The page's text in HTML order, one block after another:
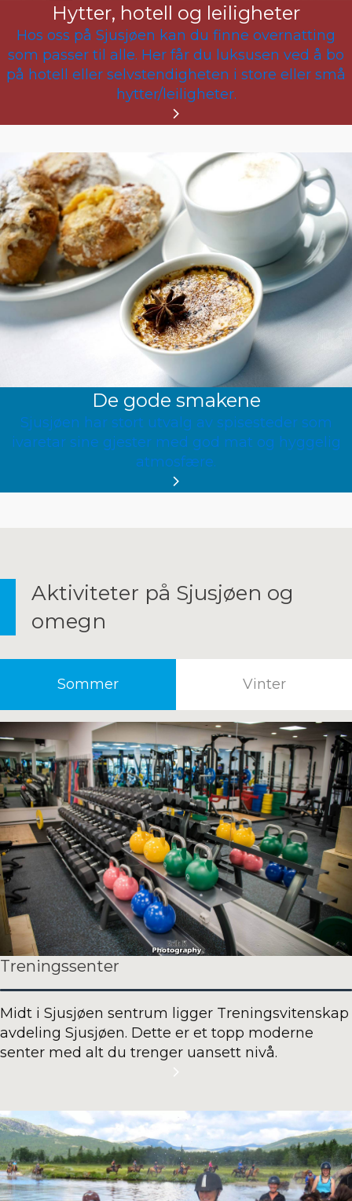
Hytter, hotell og leiligheter
Hos oss på Sjusjøen kan du finne overnatting
som passer til alle. Her får du luksusen ved å bo
på hotell eller selvstendigheten i store eller små
hytter/leiligheter.
De gode smakene
Sjusjøen har stort utvalg av spisesteder som
ivaretar sine gjester med god mat og hyggelig
atmosfære.
Aktiviteter på Sjusjøen og
omegn
Sommer Vinter
Treningssenter
Midt i Sjusjøen sentrum ligger Treningsvitenskap
avdeling Sjusjøen. Dette er et topp moderne
senter med alt du trenger uansett nivå.